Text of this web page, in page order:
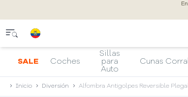
SALE Coches
Sillas
para
Auto
Cunas
Inicio Diversión Alfombra Antigolpes Reversible